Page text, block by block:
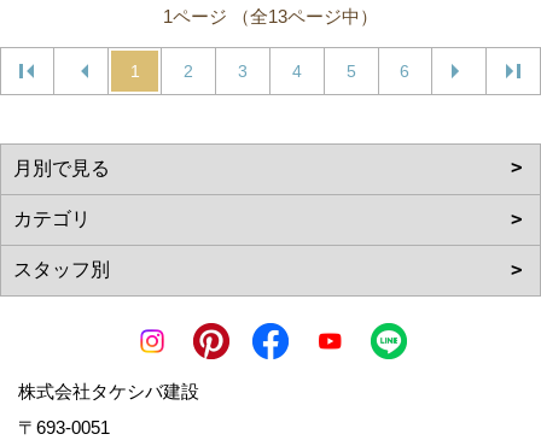
1ページ （全13ページ中）
1 2 3 4 5 6
株式会社タケシバ建設
〒693-0051